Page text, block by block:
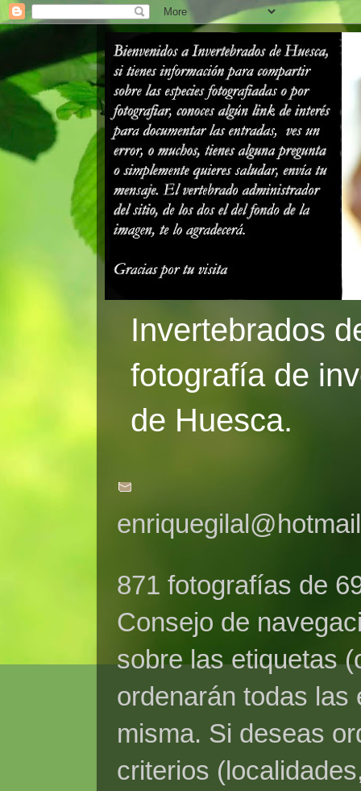
Invertebrados
fotografía de
de Huesca.
871 fotografías de
Consejo de
sobre las etiquetas
ordenarán todas las
misma. Si deseas
criterios